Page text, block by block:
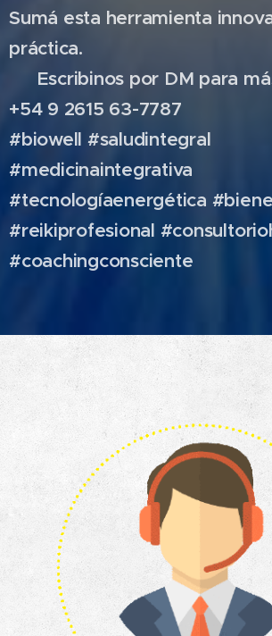
Sumá esta herramienta
práctica.
📩 Escribinos por DM para
+54 9 2615 63-7787
#biowell #saludintegral
#medicinaintegrativa
#tecnologíaenergética
#reikiprofesional
#coachingconsciente